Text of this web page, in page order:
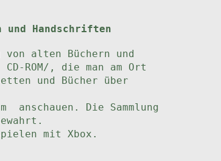
und Handschriften
von alten Büchern und
ROM/, die man am Ort
und Bücher über
anschauen. Die Sammlung
mit Xbox.